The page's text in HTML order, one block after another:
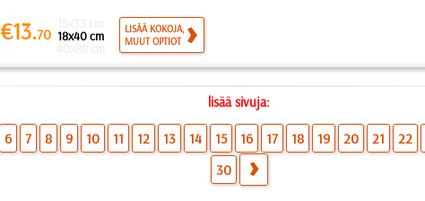
€13.70 18x40 cm
LISÄÄ KOKOJA,
MUUT OPTIOT
lisää sivuja:
6 7 8 9 10 11 12 13 14 15 16 17 18 19 20 21 22
30